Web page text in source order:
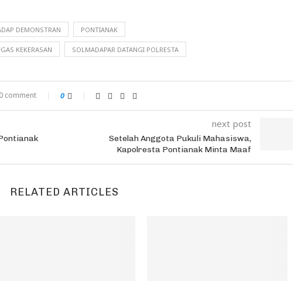
DEMONSTRAN PONTIANAK
KEKERASAN SOLMADAPAR DATANGI POLRESTA
0 comment 0
next post
Setelah Anggota Pukuli Mahasiswa,
Kapolresta Pontianak Minta Maaf
RELATED ARTICLES